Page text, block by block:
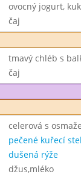
ovocný jogurt,
čaj
tmavý chléb s
čaj
celerová s
pečené kuřecí
dušená rýže
džus,mléko